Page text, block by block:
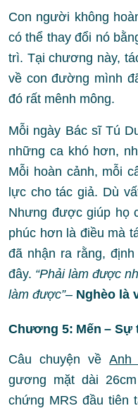
Con người không
có thể thay đổi nó
trì. Tại chương này,
về con đường mình
đó rất mênh mông.
Mỗi ngày Bác sĩ Tú
những ca khó hơn,
Mỗi hoàn cảnh, mỗi
lực cho tác giả. Dù
Nhưng được giúp họ
phúc hơn là điều mà
đã nhận ra rằng,
đây. “Phải làm được
làm được”– Nghèo là
Chương 5: Mến – Sự
Câu chuyện vềAnh
gương mặt dài
chứng MRS đầu tiên